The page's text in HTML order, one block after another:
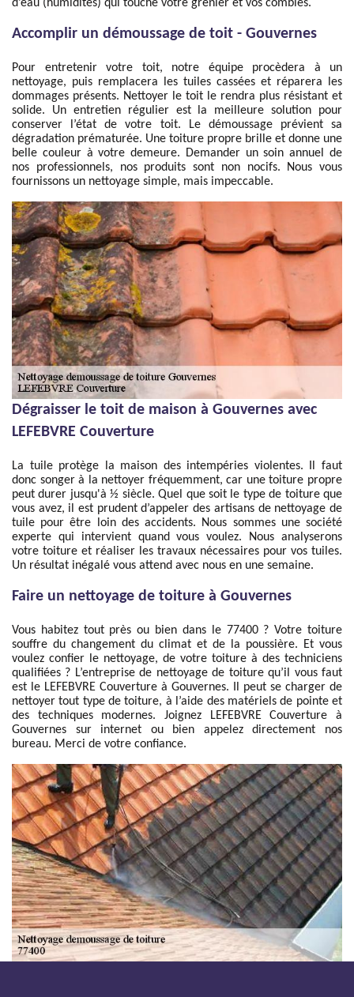
d’eau (humidités) qui touche votre grenier et vos combles.
Accomplir un démoussage de toit - Gouvernes
Pour entretenir votre toit, notre équipe procèdera à un
nettoyage, puis remplacera les tuiles cassées et réparera les
dommages présents. Nettoyer le toit le rendra plus résistant et
solide. Un entretien régulier est la meilleure solution pour
conserver l’état de votre toit. Le démoussage prévient sa
dégradation prématurée. Une toiture propre brille et donne une
belle couleur à votre demeure. Demander un soin annuel de
nos professionnels, nos produits sont non nocifs. Nous vous
fournissons un nettoyage simple, mais impeccable.
Dégraisser le toit de maison à Gouvernes avec
LEFEBVRE Couverture
La tuile protège la maison des intempéries violentes. Il faut
donc songer à la nettoyer fréquemment, car une toiture propre
peut durer jusqu'à ½ siècle. Quel que soit le type de toiture que
vous avez, il est prudent d’appeler des artisans de nettoyage de
tuile pour être loin des accidents. Nous sommes une société
experte qui intervient quand vous voulez. Nous analyserons
votre toiture et réaliser les travaux nécessaires pour vos tuiles.
Un résultat inégalé vous attend avec nous en une semaine.
Faire un nettoyage de toiture à Gouvernes
Vous habitez tout près ou bien dans le 77400 ? Votre toiture
souffre du changement du climat et de la poussière. Et vous
voulez confier le nettoyage, de votre toiture à des techniciens
qualifiées ? L’entreprise de nettoyage de toiture qu’il vous faut
est le LEFEBVRE Couverture à Gouvernes. Il peut se charger de
nettoyer tout type de toiture, à l’aide des matériels de pointe et
des techniques modernes. Joignez LEFEBVRE Couverture à
Gouvernes sur internet ou bien appelez directement nos
bureau. Merci de votre confiance.